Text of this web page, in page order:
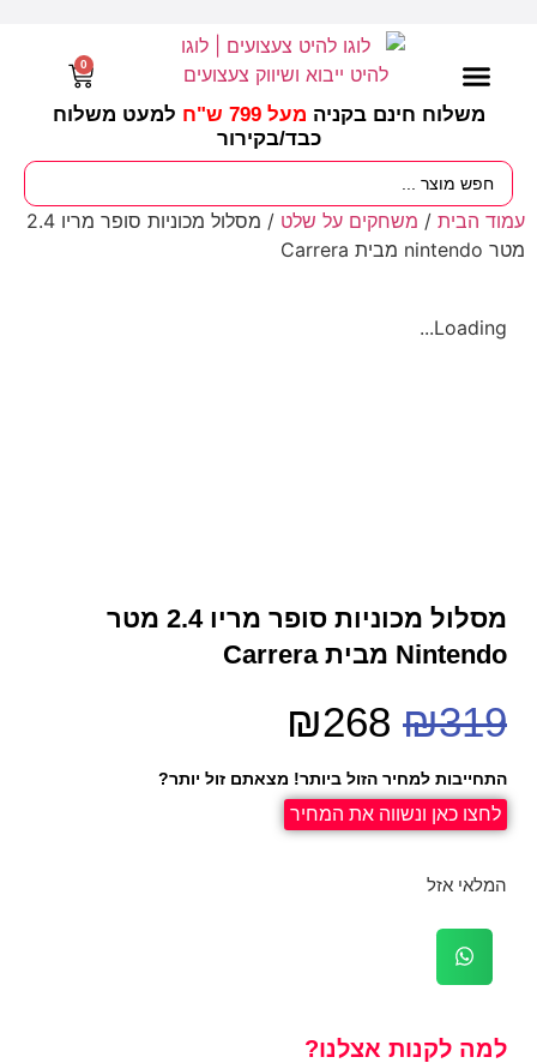
משלוח חינם בקניה מעל 799 ש"ח
למעט משלוח
כבד/בקירור
0
עמוד הבית / משחקים על שלט
/ מסלול מכוניות סופר מריו 2.4
מטר nintendo מבית Carrera
Loading...
מסלול מכוניות סופר מריו 2.4 מטר
Nintendo מבית Carrera
₪319
₪268
התחייבות למחיר הזול ביותר! מצאתם זול יותר?
לחצו כאן ונשווה את המחיר
המלאי אזל
למה לקנות אצלנו?